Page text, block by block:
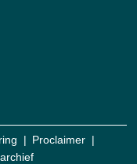
Proclaimer